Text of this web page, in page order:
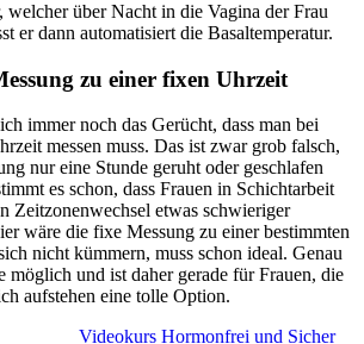
welcher über Nacht in die Vagina der Frau
er dann automatisiert die Basaltemperatur.
zu einer fixen Uhrzeit
immer noch das Gerücht, dass man bei
messen muss. Das ist zwar grob falsch,
nur eine Stunde geruht oder geschlafen
es schon, dass Frauen in Schichtarbeit
Zeitzonenwechsel etwas schwieriger
wäre die fixe Messung zu einer bestimmten
nicht kümmern, muss schon ideal. Genau
möglich und ist daher gerade für Frauen, die
aufstehen eine tolle Option.